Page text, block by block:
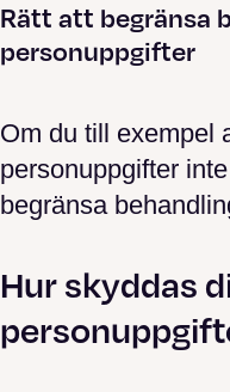
Rätt att begränsa
personuppgifter
Om du till exempel
personuppgifter
begränsa
Hur skyddas